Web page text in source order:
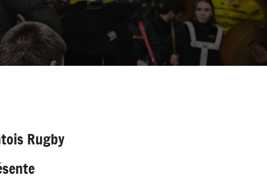
Rugby